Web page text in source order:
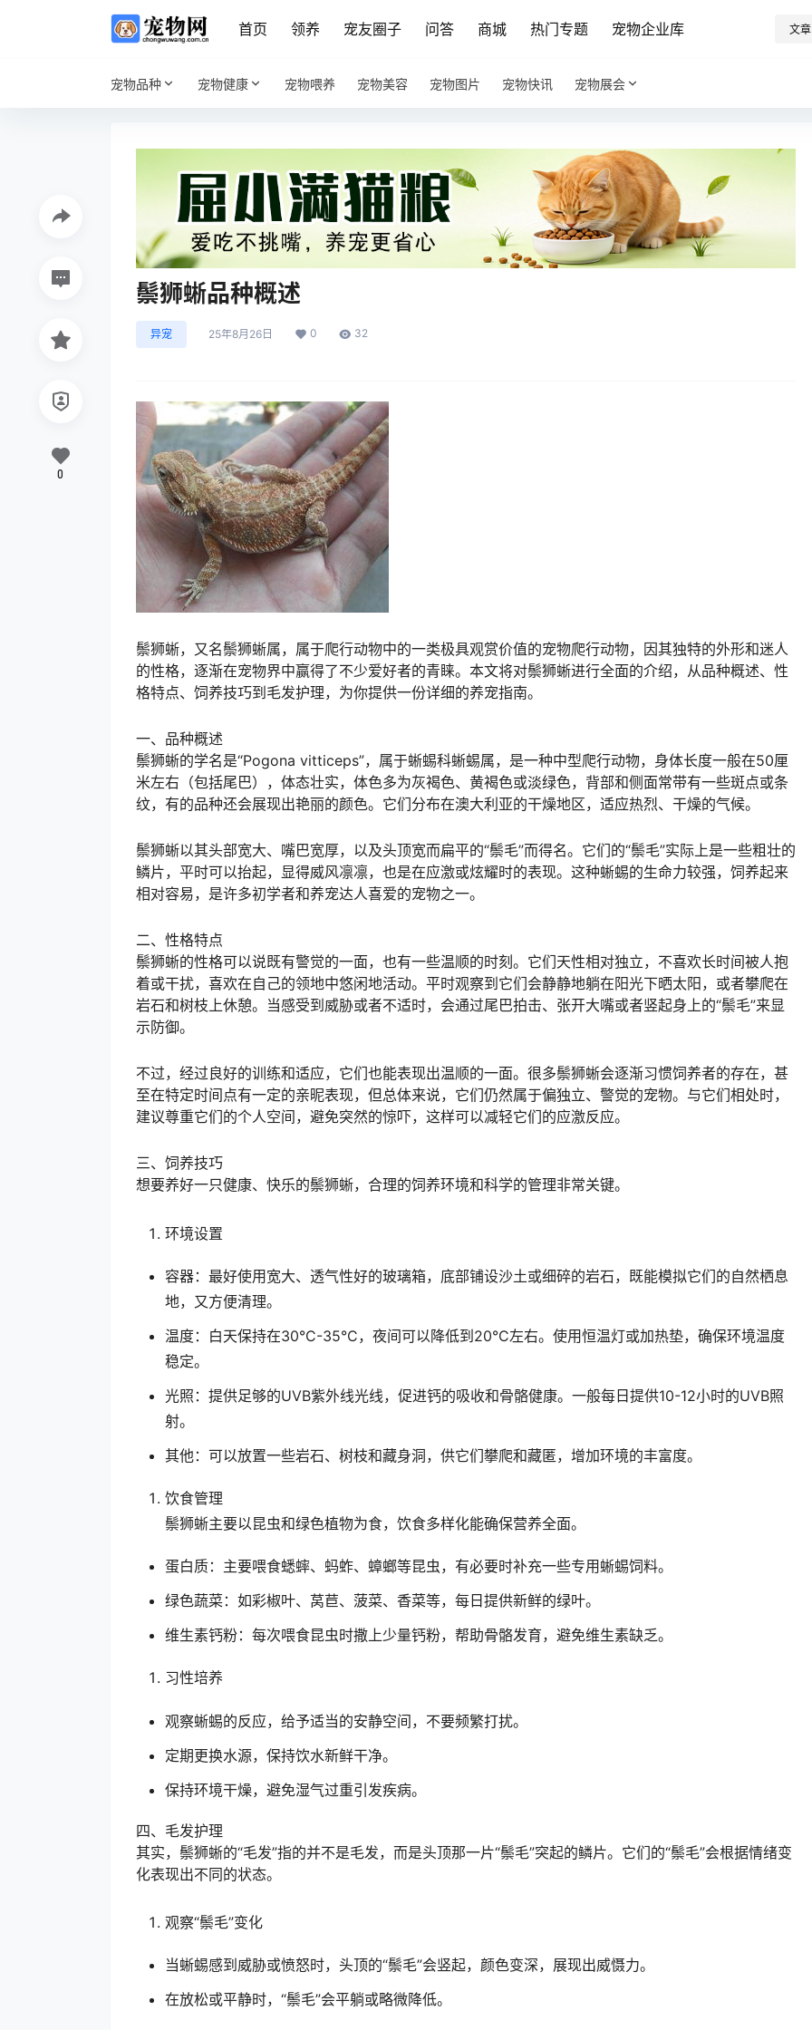
首页 领养 宠友圈子 问答 商城 热门专题 宠物企业库 文章
宠物品种 宠物健康 宠物喂养 宠物美容 宠物图片 宠物快讯 宠物展会
鬃狮蜥品种概述
异宠 25年8月26日 0 32
鬃狮蜥，又名鬃狮蜥属，属于爬行动物中的一类极具观赏价值的宠物爬行动物，因其独特的外形和迷人
的性格，逐渐在宠物界中赢得了不少爱好者的青睐。本文将对鬃狮蜥进行全面的介绍，从品种概述、性
格特点、饲养技巧到毛发护理，为你提供一份详细的养宠指南。
一、品种概述
鬃狮蜥的学名是“Pogona vitticeps”，属于蜥蜴科蜥蜴属，是一种中型爬行动物，身体长度一般在50厘
米左右（包括尾巴），体态壮实，体色多为灰褐色、黄褐色或淡绿色，背部和侧面常带有一些斑点或条
纹，有的品种还会展现出艳丽的颜色。它们分布在澳大利亚的干燥地区，适应热烈、干燥的气候。
鬃狮蜥以其头部宽大、嘴巴宽厚，以及头顶宽而扁平的“鬃毛”而得名。它们的“鬃毛”实际上是一些粗壮的
鳞片，平时可以抬起，显得威风凛凛，也是在应激或炫耀时的表现。这种蜥蜴的生命力较强，饲养起来
相对容易，是许多初学者和养宠达人喜爱的宠物之一。
二、性格特点
鬃狮蜥的性格可以说既有警觉的一面，也有一些温顺的时刻。它们天性相对独立，不喜欢长时间被人抱
着或干扰，喜欢在自己的领地中悠闲地活动。平时观察到它们会静静地躺在阳光下晒太阳，或者攀爬在
岩石和树枝上休憩。当感受到威胁或者不适时，会通过尾巴拍击、张开大嘴或者竖起身上的“鬃毛”来显
示防御。
不过，经过良好的训练和适应，它们也能表现出温顺的一面。很多鬃狮蜥会逐渐习惯饲养者的存在，甚
至在特定时间点有一定的亲昵表现，但总体来说，它们仍然属于偏独立、警觉的宠物。与它们相处时，
建议尊重它们的个人空间，避免突然的惊吓，这样可以减轻它们的应激反应。
三、饲养技巧
想要养好一只健康、快乐的鬃狮蜥，合理的饲养环境和科学的管理非常关键。
环境设置
容器：最好使用宽大、透气性好的玻璃箱，底部铺设沙土或细碎的岩石，既能模拟它们的自然栖息
地，又方便清理。
温度：白天保持在30°C-35°C，夜间可以降低到20°C左右。使用恒温灯或加热垫，确保环境温度
稳定。
光照：提供足够的UVB紫外线光线，促进钙的吸收和骨骼健康。一般每日提供10-12小时的UVB照
射。
其他：可以放置一些岩石、树枝和藏身洞，供它们攀爬和藏匿，增加环境的丰富度。
饮食管理
鬃狮蜥主要以昆虫和绿色植物为食，饮食多样化能确保营养全面。
蛋白质：主要喂食蟋蟀、蚂蚱、蟑螂等昆虫，有必要时补充一些专用蜥蜴饲料。
绿色蔬菜：如彩椒叶、莴苣、菠菜、香菜等，每日提供新鲜的绿叶。
维生素钙粉：每次喂食昆虫时撒上少量钙粉，帮助骨骼发育，避免维生素缺乏。
习性培养
观察蜥蜴的反应，给予适当的安静空间，不要频繁打扰。
定期更换水源，保持饮水新鲜干净。
保持环境干燥，避免湿气过重引发疾病。
四、毛发护理
其实，鬃狮蜥的“毛发”指的并不是毛发，而是头顶那一片“鬃毛”突起的鳞片。它们的“鬃毛”会根据情绪变
化表现出不同的状态。
观察“鬃毛”变化
当蜥蜴感到威胁或愤怒时，头顶的“鬃毛”会竖起，颜色变深，展现出威慑力。
在放松或平静时，“鬃毛”会平躺或略微降低。
0